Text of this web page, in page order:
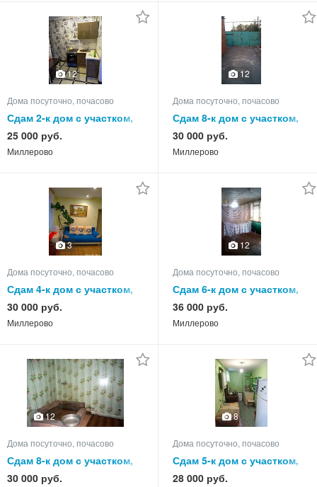
12
Дома посуточно, почасово
Сдам 2-к дом с участком,
55.0 кв.м, этажей 1
25 000 руб.
Миллерово
12
Дома посуточно, почасово
Сдам 8-к дом с участком,
105.0 кв.м, этажей 1
30 000 руб.
Миллерово
3
Дома посуточно, почасово
Сдам 4-к дом с участком,
80.0 кв.м, этажей 1
30 000 руб.
Миллерово
12
Дома посуточно, почасово
Сдам 6-к дом с участком,
85.0 кв.м, этажей 1
36 000 руб.
Миллерово
12
Дома посуточно, почасово
Сдам 8-к дом с участком,
85.0 кв.м, этажей 1
30 000 руб.
8
Дома посуточно, почасово
Сдам 5-к дом с участком,
65.0 кв.м, этажей 1
28 000 руб.